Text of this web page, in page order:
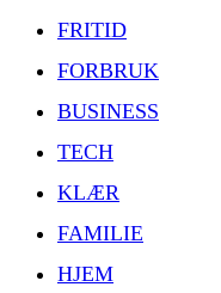
FRITID
FORBRUK
BUSINESS
TECH
KLÆR
FAMILIE
HJEM